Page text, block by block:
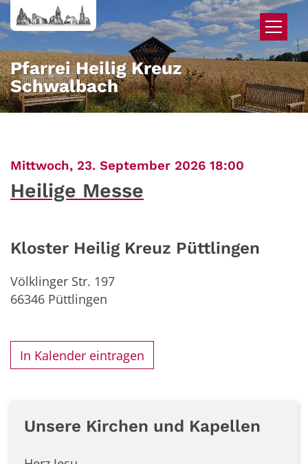
Zum Inhalt springen
Pfarrei Heilig Kreuz
Schwalbach
Mittwoch, 23. September 2026 18:00
Heilige Messe
Kloster Heilig Kreuz Püttlingen
Völklinger Str. 197
66346 Püttlingen
In Kalender eintragen
Unsere Kirchen und Kapellen